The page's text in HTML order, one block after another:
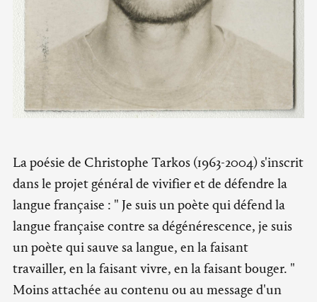
La poésie de Christophe Tarkos (1963-2004) s'inscrit
dans le projet général de vivifier et de défendre la
langue française : " Je suis un poète qui défend la
langue française contre sa dégénérescence, je suis
un poète qui sauve sa langue, en la faisant
travailler, en la faisant vivre, en la faisant bouger. "
Moins attachée au contenu ou au message d'un